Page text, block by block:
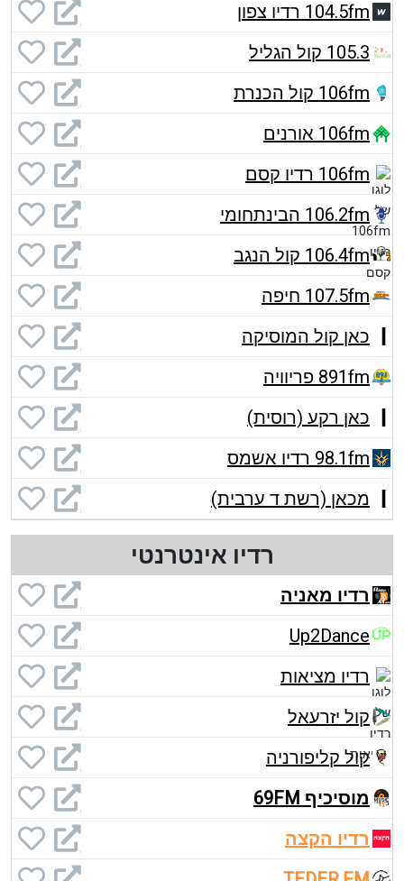
104.5fm רדיו צפון
105.3 קול הגליל
106fm קול הכנרת
106fm אורנים
106fm רדיו קסם
106.2fm הבינתחומי
106.4fm קול הנגב
107.5fm חיפה
כאן קול המוסיקה
891fm פריוויה
כאן רקע (רוסית)
98.1fm רדיו אשמס
מכאן (רשת ד ערבית)
רדיו אינטרנטי
רדיו מאניה
Up2Dance
רדיו מציאות
קול יזרעאל
קול קליפורניה
מוסיכיף 69FM
רדיו הקצה